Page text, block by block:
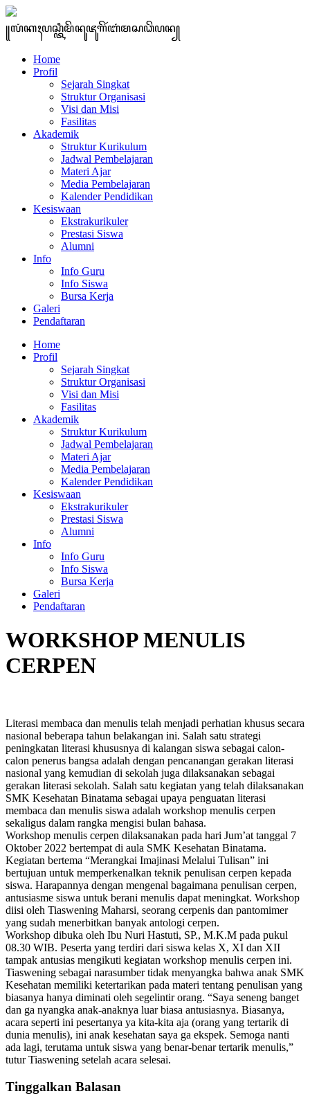
꧋ꦭꦁꦏꦃꦥꦱ꧀ꦠꦶꦩꦼꦤꦸꦗꦸꦒꦼꦂꦧꦁꦩꦱꦣꦼꦥꦤ꧀
Home
Profil
Sejarah Singkat
Struktur Organisasi
Visi dan Misi
Fasilitas
Akademik
Struktur Kurikulum
Jadwal Pembelajaran
Materi Ajar
Media Pembelajaran
Kalender Pendidikan
Kesiswaan
Ekstrakurikuler
Prestasi Siswa
Alumni
Info
Info Guru
Info Siswa
Bursa Kerja
Galeri
Pendaftaran
Home
Profil
Sejarah Singkat
Struktur Organisasi
Visi dan Misi
Fasilitas
Akademik
Struktur Kurikulum
Jadwal Pembelajaran
Materi Ajar
Media Pembelajaran
Kalender Pendidikan
Kesiswaan
Ekstrakurikuler
Prestasi Siswa
Alumni
Info
Info Guru
Info Siswa
Bursa Kerja
Galeri
Pendaftaran
WORKSHOP MENULIS
CERPEN
Literasi membaca dan menulis telah menjadi perhatian khusus secara
nasional beberapa tahun belakangan ini. Salah satu strategi
peningkatan literasi khususnya di kalangan siswa sebagai calon-
calon penerus bangsa adalah dengan pencanangan gerakan literasi
nasional yang kemudian di sekolah juga dilaksanakan sebagai
gerakan literasi sekolah. Salah satu kegiatan yang telah dilaksanakan
SMK Kesehatan Binatama sebagai upaya penguatan literasi
membaca dan menulis siswa adalah workshop menulis cerpen
sekaligus dalam rangka mengisi bulan bahasa.
Workshop menulis cerpen dilaksanakan pada hari Jum’at tanggal 7
Oktober 2022 bertempat di aula SMK Kesehatan Binatama.
Kegiatan bertema “Merangkai Imajinasi Melalui Tulisan” ini
bertujuan untuk memperkenalkan teknik penulisan cerpen kepada
siswa. Harapannya dengan mengenal bagaimana penulisan cerpen,
antusiasme siswa untuk berani menulis dapat meningkat. Workshop
diisi oleh Tiaswening Maharsi, seorang cerpenis dan pantomimer
yang sudah menerbitkan banyak antologi cerpen.
Workshop dibuka oleh Ibu Nuri Hastuti, SP., M.K.M pada pukul
08.30 WIB. Peserta yang terdiri dari siswa kelas X, XI dan XII
tampak antusias mengikuti kegiatan workshop menulis cerpen ini.
Tiaswening sebagai narasumber tidak menyangka bahwa anak SMK
Kesehatan memiliki ketertarikan pada materi tentang penulisan yang
biasanya hanya diminati oleh segelintir orang. “Saya seneng banget
dan ga nyangka anak-anaknya luar biasa antusiasnya. Biasanya,
acara seperti ini pesertanya ya kita-kita aja (orang yang tertarik di
dunia menulis), ini anak kesehatan saya ga ekspek. Semoga nanti
ada lagi, terutama untuk siswa yang benar-benar tertarik menulis,”
tutur Tiaswening setelah acara selesai.
Tinggalkan Balasan